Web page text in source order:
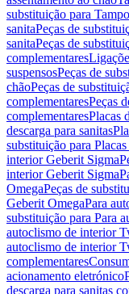
substituição para
sanitaPeças de
sanitaPeças de
complementares
suspensosPeças de
chãoPeças de
complementaresPeças
complementaresPlacas
descarga para sanitas
substituição para
interior Geberit Sigma
interior Geberit Sigma
OmegaPeças de
Geberit OmegaPara
substituição para Para
autoclismo de interior
autoclismo de interior
complementares
acionamento eletrónico
descarga para sanitas